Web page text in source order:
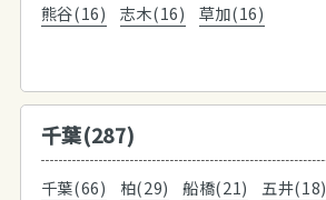
熊谷(16)
志木(16)
草加(16)
千葉(287)
千葉(66) 柏(29) 船橋(21) 五井(18)